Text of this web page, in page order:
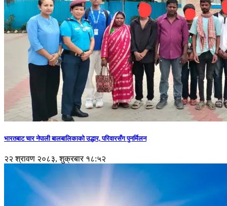
भारतबाट चार नेपाली बालबालिकाको उद्धार, परिवारसँग पुनर्मिलन
२२ श्रावण २०८३, शुक्रबार १८:५२